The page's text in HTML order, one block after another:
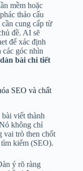
mềm hoặc
thảo cấu
cung cấp từ
đề. AI sẽ
để xác định
các góc nhìn
dàn bài chi tiết
SEO và chất
viết thành
không chỉ
vai trò then chốt
kiếm (SEO).
ý rõ ràng